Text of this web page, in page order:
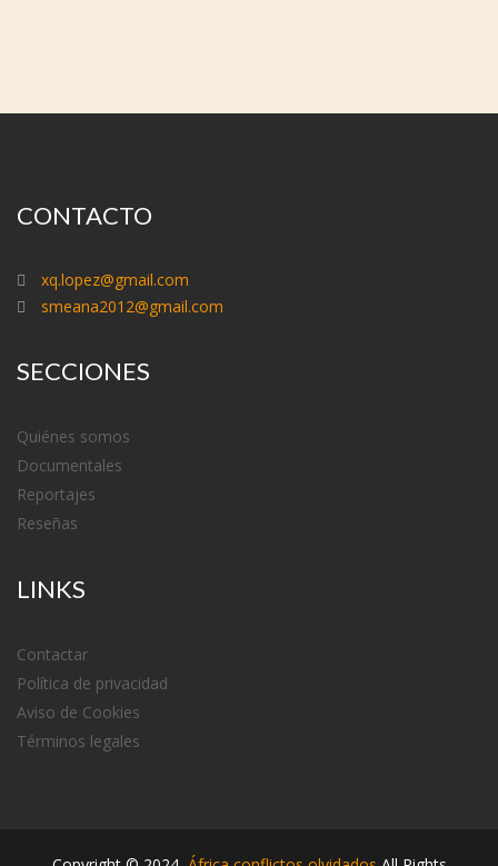
CONTACTO
xq.lopez@gmail.com
smeana2012@gmail.com
SECCIONES
Quiénes somos
Documentales
Reportajes
Reseñas
LINKS
Contactar
Política de privacidad
Aviso de Cookies
Términos legales